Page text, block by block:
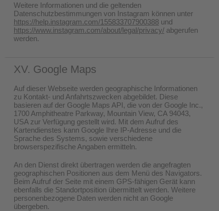
Weitere Informationen und die geltenden
Datenschutzbestimmungen von Instagram können unter
https://help.instagram.com/155833707900388 und
https://www.instagram.com/about/legal/privacy/ abgerufen
werden.
XV. Google Maps
Auf dieser Webseite werden geographische Informationen
zu Kontakt- und Anfahrtszwecken abgebildet. Diese
basieren auf der Google Maps API, die von der Google Inc.,
1700 Amphitheatre Parkway, Mountain View, CA 94043,
USA zur Verfügung gestellt wird. Mit dem Aufruf des
Kartendienstes kann Google Ihre IP-Adresse und die
Sprache des Systems, sowie verschiedene
browserspezifische Angaben ermitteln.
An den Dienst direkt übertragen werden die angefragten
geographischen Positionen aus dem Menü des Navigators.
Beim Aufruf der Seite mit einem GPS-fähigen Gerät kann
ebenfalls die Standortposition übermittelt werden. Weitere
personenbezogene Daten werden nicht an Google
übergeben.